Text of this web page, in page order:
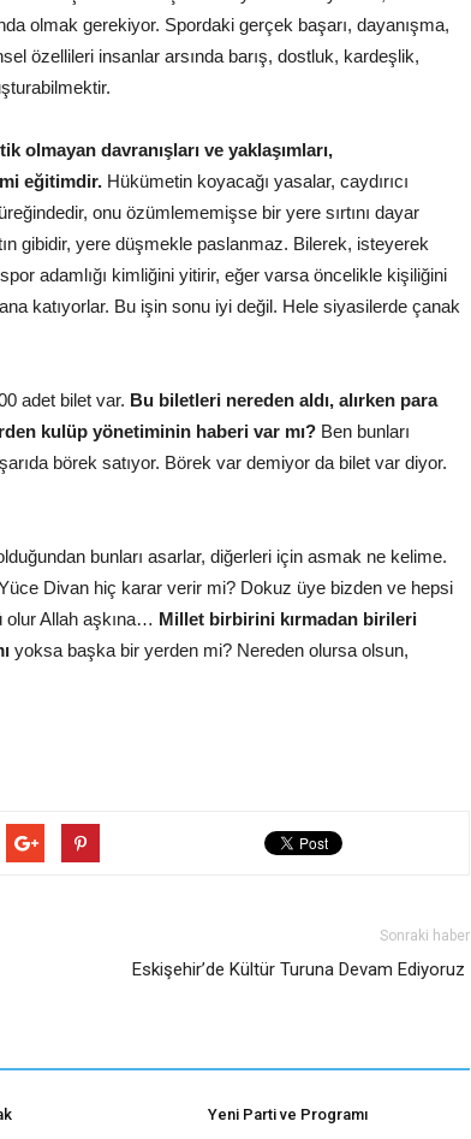
olmak gerekiyor. Spordaki gerçek başarı, dayanışma,
özellileri insanlar arsında barış, dostluk, kardeşlik,
davranışları ve yaklaşımları,
eğitimdir. Hükümetin koyacağı yasalar, caydırıcı
onu özümlememişse bir yere sırtını dayar
gibidir, yere düşmekle paslanmaz. Bilerek, isteyerek
adamlığı kimliğini yitirir, eğer varsa öncelikle kişiliğini
katıyorlar. Bu işin sonu iyi değil. Hele siyasilerde çanak
adet bilet var. Bu biletleri nereden aldı, alırken para
kulüp yönetiminin haberi var mı? Ben bunları
börek satıyor. Börek var demiyor da bilet var diyor.
bunları asarlar, diğerleri için asmak ne kelime.
Divan hiç karar verir mi? Dokuz üye bizden ve hepsi
olur Allah aşkına… Millet birbirini kırmadan birileri
yoksa başka bir yerden mi? Nereden olursa olsun,
Sonraki haber
Eskişehir’de Kültür Turuna Devam Ediyoruz
Yeni Parti ve Programı